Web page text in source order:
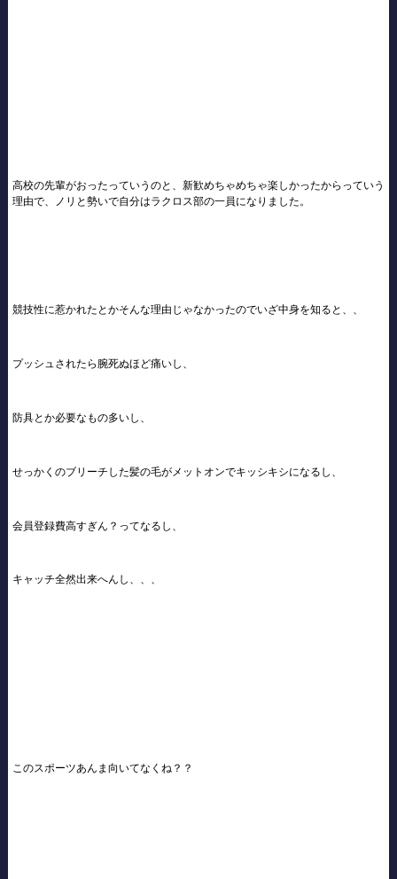
高校の先輩がおったっていうのと、新歓めちゃめちゃ楽しかったからっていう
理由で、ノリと勢いで自分はラクロス部の一員になりました。
競技性に惹かれたとかそんな理由じゃなかったのでいざ中身を知ると、、
プッシュされたら腕死ぬほど痛いし、
防具とか必要なもの多いし、
せっかくのブリーチした髪の毛がメットオンでキッシキシになるし、
会員登録費高すぎん？ってなるし、
キャッチ全然出来へんし、、、
このスポーツあんま向いてなくね？？